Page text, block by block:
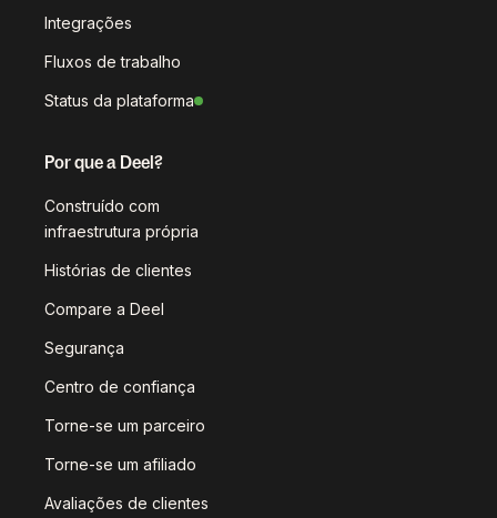
Integrações
Fluxos de trabalho
Status da plataforma
Por que a Deel?
Construído com
infraestrutura própria
Histórias de clientes
Compare a Deel
Segurança
Centro de confiança
Torne-se um parceiro
Torne-se um afiliado
Avaliações de clientes